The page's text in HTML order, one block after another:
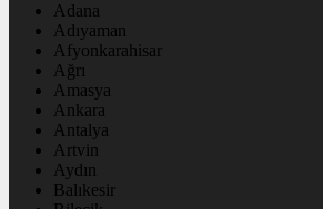
Adana
Adıyaman
Afyonkarahisar
Ağrı
Amasya
Ankara
Antalya
Artvin
Aydın
Balıkesir